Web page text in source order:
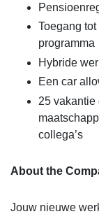
Toegang
programma
Hybride
Een car
25 vakantie
collega’s
About the
Jouw nieuwe